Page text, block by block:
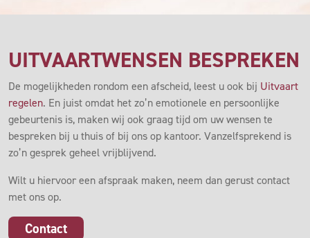
UITVAARTWENSEN BESPREKEN
De mogelijkheden rondom een afscheid, leest u ook bij Uitvaart
regelen. En juist omdat het zo’n emotionele en persoonlijke
gebeurtenis is, maken wij ook graag tijd om uw wensen te
bespreken bij u thuis of bij ons op kantoor. Vanzelfsprekend is
zo’n gesprek geheel vrijblijvend.
Wilt u hiervoor een afspraak maken, neem dan gerust contact
met ons op.
Contact